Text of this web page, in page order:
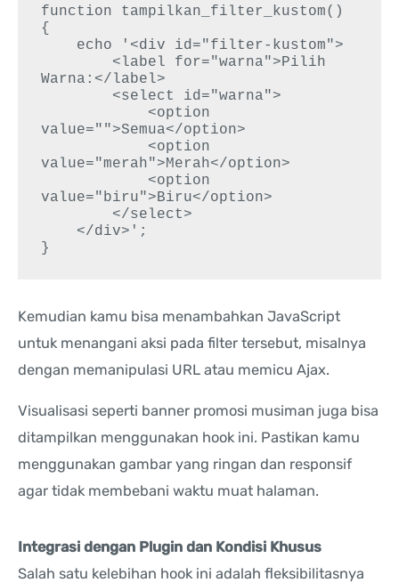
function tampilkan_filter_kustom()
{
Warna:</label>
value="">Semua</option>
value="merah">Merah</option>
value="biru">Biru</option>
Kemudian kamu bisa menambahkan JavaScript
untuk menangani aksi pada filter tersebut, misalnya
dengan memanipulasi URL atau memicu Ajax.
Visualisasi seperti banner promosi musiman juga bisa
ditampilkan menggunakan hook ini. Pastikan kamu
menggunakan gambar yang ringan dan responsif
agar tidak membebani waktu muat halaman.
Integrasi dengan Plugin dan Kondisi Khusus
Salah satu kelebihan hook ini adalah fleksibilitasnya